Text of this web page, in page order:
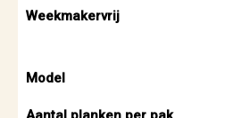
Weekmakervrij
Model